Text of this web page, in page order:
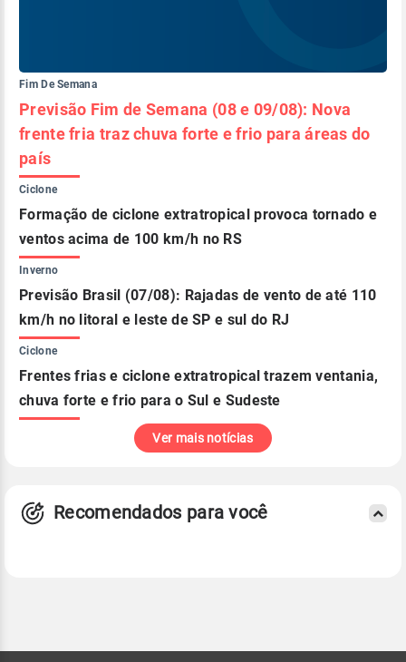
Fim De Semana
Previsão Fim de Semana (08 e 09/08): Nova
frente fria traz chuva forte e frio para áreas do
país
Ciclone
Formação de ciclone extratropical provoca tornado e
ventos acima de 100 km/h no RS
Inverno
Previsão Brasil (07/08): Rajadas de vento de até 110
km/h no litoral e leste de SP e sul do RJ
Ciclone
Frentes frias e ciclone extratropical trazem ventania,
chuva forte e frio para o Sul e Sudeste
Ver mais notícias
Recomendados para você